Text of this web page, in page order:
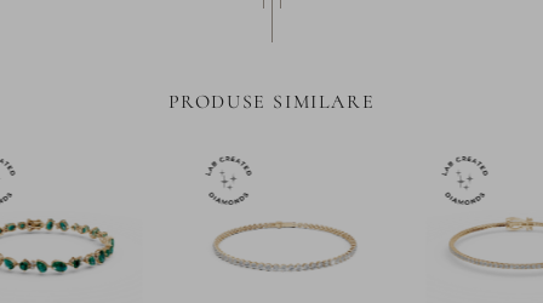
PRODUSE SIMILARE